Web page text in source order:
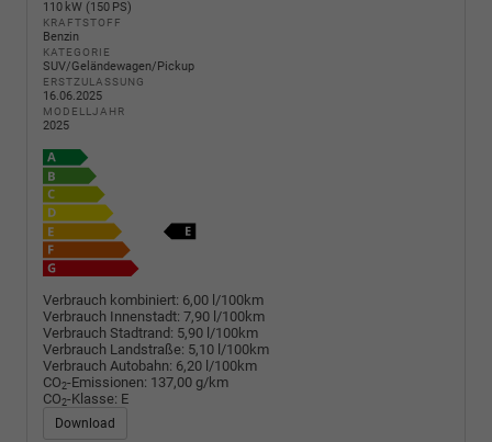
110 kW (150 PS)
KRAFTSTOFF
Benzin
KATEGORIE
SUV/Geländewagen/Pickup
ERSTZULASSUNG
16.06.2025
MODELLJAHR
2025
Verbrauch kombiniert: 6,00 l/100km
Verbrauch Innenstadt: 7,90 l/100km
Verbrauch Stadtrand: 5,90 l/100km
Verbrauch Landstraße: 5,10 l/100km
Verbrauch Autobahn: 6,20 l/100km
CO2-Emissionen: 137,00 g/km
CO2-Klasse: E
Download